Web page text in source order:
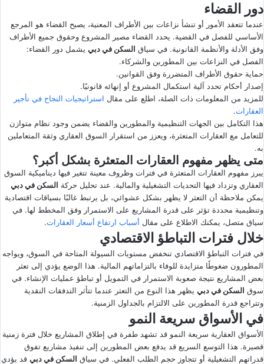
دور القضاء
عندما تتعقد الأمور أو تنشأ نزاعات بين الأطراف المعنية، يصبح القضاء هو المرجع
الأساسي للفصل في القضية. يحدد القضاء مصير المشروع وحقوق جميع الأطراف
وفق الأدلة والأنظمة القانونية. في سياق السكن في دبي يشمل دور القضاء:
الفصل في النزاعات بين المطورين والشركاء.
حماية حقوق الأطراف المتضررة وفق القوانين.
إصدار أحكام تحدد آلية استكمال المشروع أو إنهائه قانونيًا.
للمزيد من المعلومات ذات الصلة، اطلع على مقال استراتيجيات النجاح في تأجير
العقارات.
هذا التكامل بين الجهات التنظيمية والمطورين والقضاء يضمن وجود نظام متوازن
للتعامل مع العقارات المتعثرة، ويعزز من استقرار السوق العقاري وثقة المتعاملين
به.
متى يظهر مفهوم العقارات المتعثرة بشكل أكبر؟
يبرز مفهوم العقارات المتعثرة في فترات وظروف معينة تتغير فيها ديناميكية السوق
العقاري وتزداد فيها التحديات التشغيلية والمالية. عند تحليل حركة السكن في دبي
يمكن ملاحظة أن التعثر لا يظهر بشكل عشوائي، بل يرتبط غالبًا بسياقات اقتصادية
وتنظيمية محددة تؤثر على قدرة المشاريع على الاستمرار وفق المخطط لها. في
سياق متصل، يمكنك الاطلاع على مقال أسباب ارتفاع أسعار العقارات.
خلال فترات التباطؤ الاقتصادي
في فترات التباطؤ الاقتصادي تنخفض مستويات السيولة المتاحة في السوق، ويواجه
المطورون ضغوطًا متزايدة للوفاء بالتزاماتهم المالية. هذا الوضع يؤدي إلى تعثر
بعض المشاريع نتيجة صعوبة الاستمرار في التمويل أو تباطؤ عمليات الإنشاء. في
سوق السكن في دبي يظهر هذا النوع من التعثر عندما تتأثر التدفقات النقدية
وتتراجع قدرة المطورين على الالتزام بالجداول الزمنية.
في الأسواق سريعة النمو
الأسواق العقارية سريعة النمو قد تشهد طفرة في إطلاق المشاريع خلال فترة زمنية
قصيرة. هذا التوسع السريع قد يدفع بعض المطورين إلى تنفيذ مشاريع تفوق
قدراتهم التشغيلية أو تتجاوز حجم الطلب الفعلي. في سياق السكن في دبي قد يؤدي